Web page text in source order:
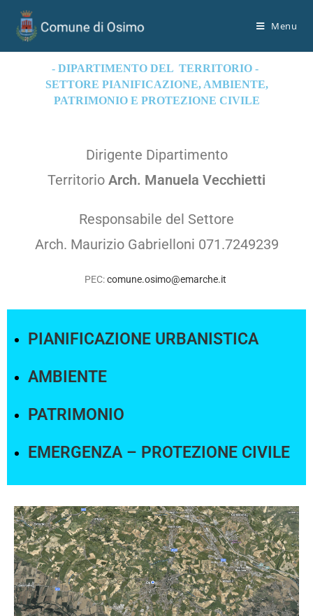
Menu
- DIPARTIMENTO DEL TERRITORIO -
SETTORE PIANIFICAZIONE, AMBIENTE,
PATRIMONIO E PROTEZIONE CIVILE
Dirigente Dipartimento
Territorio Arch. Manuela Vecchietti
Responsabile del Settore
Arch. Maurizio Gabrielloni 071.7249239
PEC:comune.osimo@emarche.it
PIANIFICAZIONE URBANISTICA
AMBIENTE
PATRIMONIO
EMERGENZA – PROTEZIONE CIVILE